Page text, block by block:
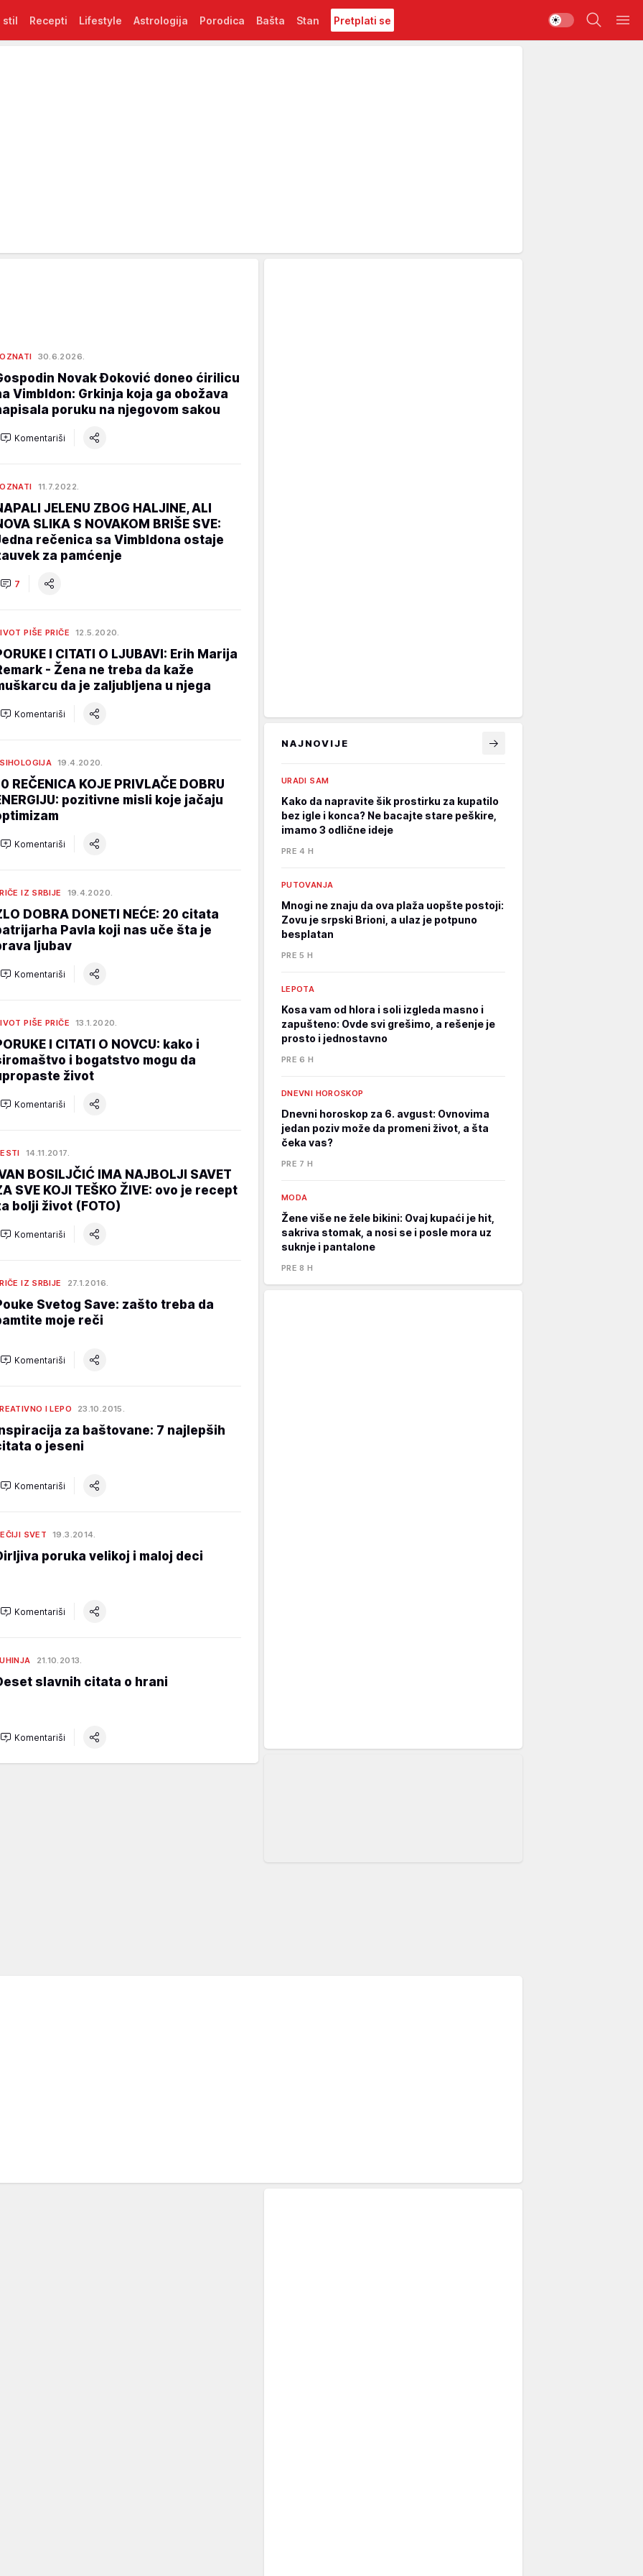
stil Recepti Lifestyle Astrologija Porodica Bašta Stan Pretplati se
30.6.2026.
Novak Đoković doneo ćirilicu
Vimbldon: Grkinja koja ga obožava
poruku na njegovom sakou
Komentariši
11.7.2022.
JELENU ZBOG HALJINE, ALI
SLIKA S NOVAKOM BRIŠE SVE:
rečenica sa Vimbldona ostaje
za pamćenje
7
PIŠE PRIČE 12.5.2020.
I CITATI O LJUBAVI: Erih Marija
- Žena ne treba da kaže
da je zaljubljena u njega
Komentariši
19.4.2020.
REČENICA KOJE PRIVLAČE DOBRU
pozitivne misli koje jačaju
Komentariši
IZ SRBIJE 19.4.2020.
DOBRA DONETI NEĆE: 20 citata
Pavla koji nas uče šta je
ljubav
Komentariši
PIŠE PRIČE 13.1.2020.
I CITATI O NOVCU: kako i
i bogatstvo mogu da
život
Komentariši
14.11.2017.
BOSILJČIĆ IMA NAJBOLJI SAVET
SVE KOJI TEŠKO ŽIVE: ovo je recept
bolji život (FOTO)
Komentariši
IZ SRBIJE 27.1.2016.
Svetog Save: zašto treba da
moje reči
Komentariši
I LEPO 23.10.2015.
za baštovane: 7 najlepših
o jeseni
Komentariši
SVET 19.3.2014.
poruka velikoj i maloj deci
Komentariši
21.10.2013.
slavnih citata o hrani
Komentariši
NAJNOVIJE
URADI SAM
Kako da napravite šik prostirku za kupatilo
bez igle i konca? Ne bacajte stare peškire,
imamo 3 odlične ideje
PRE 4 H
PUTOVANJA
Mnogi ne znaju da ova plaža uopšte postoji:
Zovu je srpski Brioni, a ulaz je potpuno
besplatan
PRE 5 H
LEPOTA
Kosa vam od hlora i soli izgleda masno i
zapušteno: Ovde svi grešimo, a rešenje je
prosto i jednostavno
PRE 6 H
DNEVNI HOROSKOP
Dnevni horoskop za 6. avgust: Ovnovima
jedan poziv može da promeni život, a šta
čeka vas?
PRE 7 H
MODA
Žene više ne žele bikini: Ovaj kupaći je hit,
sakriva stomak, a nosi se i posle mora uz
suknje i pantalone
PRE 8 H